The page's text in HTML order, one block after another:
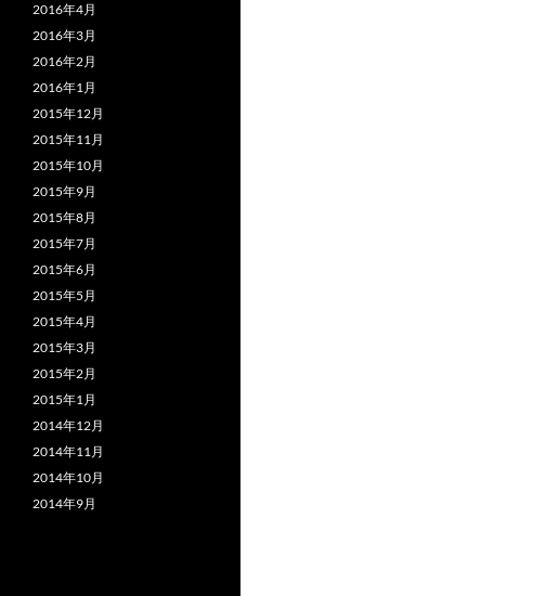
2016年4月
2016年3月
2016年2月
2016年1月
2015年12月
2015年11月
2015年10月
2015年9月
2015年8月
2015年7月
2015年6月
2015年5月
2015年4月
2015年3月
2015年2月
2015年1月
2014年12月
2014年11月
2014年10月
2014年9月